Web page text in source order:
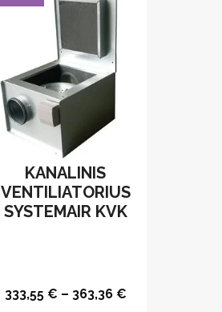
KANALINIS
VENTILIATORIUS
SYSTEMAIR KVK
333,55 € – 363,36 €